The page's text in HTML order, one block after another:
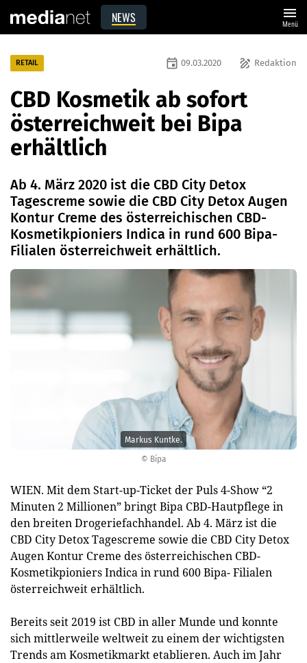
NEWS menu
Menü
© Bipa
Markus Kuntke.
RETAIL draw Redaktion
event 09.03.2020
CBD Kosmetik ab sofort
österreichweit bei Bipa
erhältlich
Ab 4. März 2020 ist die CBD City Detox
Tagescreme sowie die CBD City Detox Augen
Kontur Creme des österreichischen CBD-
Kosmetikpioniers Indica in rund 600 Bipa-
Filialen österreichweit erhältlich.
WIEN. Mit dem Start-up-Ticket der Puls 4-Show “2
Minuten 2 Millionen” bringt Bipa CBD-Hautpflege in
den breiten Drogeriefachhandel. Ab 4. März ist die
CBD City Detox Tagescreme sowie die CBD City Detox
Augen Kontur Creme des österreichischen CBD-
Kosmetikpioniers Indica in rund 600 Bipa- Filialen
österreichweit erhältlich.
Bereits seit 2019 ist CBD in aller Munde und konnte
sich mittlerweile weltweit zu einem der wichtigsten
Trends am Kosmetikmarkt etablieren. Auch im Jahr